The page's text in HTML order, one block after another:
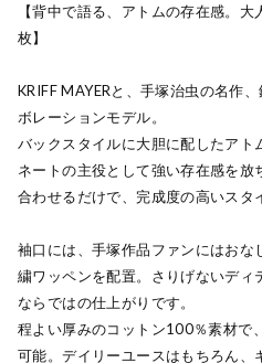
【背中で語る、アトムの存在感。
枚】
KRIFF MAYERと、手塚治虫の名作
ボレーションモデル。
バックスタイルに大胆に配したアト
ネートの主役として強い存在感を放
合わせるだけで、完成度の高いスタ
袖口には、手塚作品ファンにはおな
繍ワッペンを配置。さりげないディ
ならではの仕上がりです。
程よい厚みのコットン100％素材で
可能。デイリーユースはもちろん、